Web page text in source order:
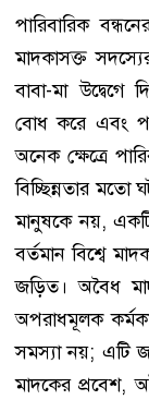
পারিবারিক
মাদকাসক্ত
বাবা-মা উদ্বেগে
বোধ করে এবং
অনেক ক্ষেত্রে
বিচ্ছিন্নতার
মানুষকে নয়,
বর্তমান বিশ্বে
জড়িত। অবৈধ
অপরাধমূলক
সমস্যা নয়; এটি
মাদকের প্রবেশ,